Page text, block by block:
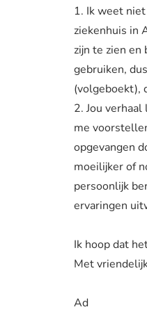
1. Ik weet
ziekenhuis in
zijn te zien
gebruiken,
(volgeboekt),
2. Jou
me
opgevangen
moeilijker of
persoonlijk
ervaringen
Ik hoop dat
Met
Ad